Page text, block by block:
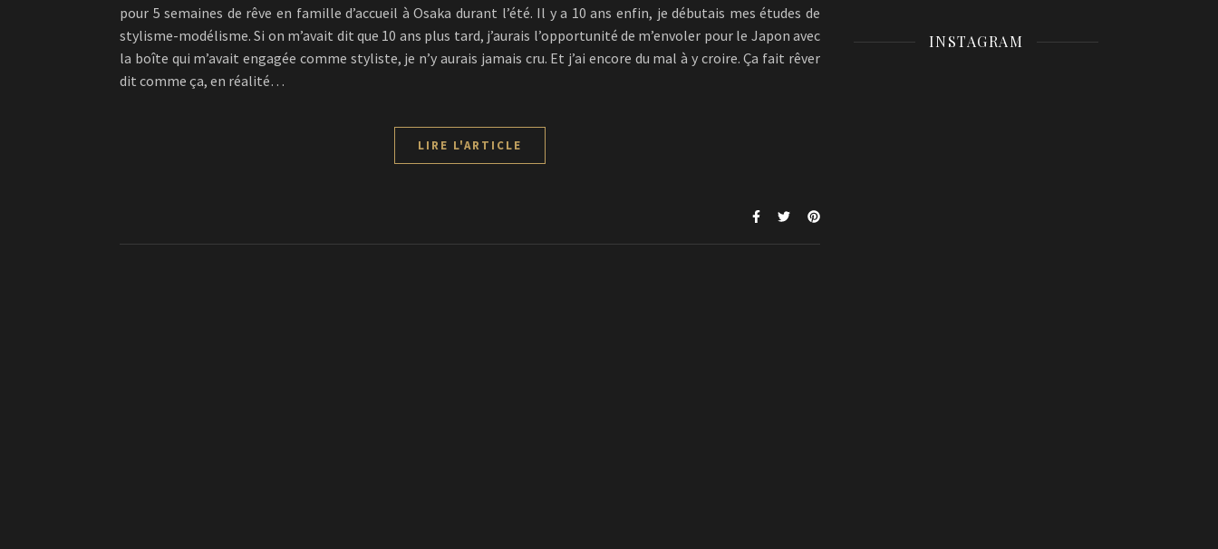
pour 5 semaines de rêve en famille d’accueil à Osaka durant l’été. Il y a 10 ans enfin, je débutais mes études de
stylisme-modélisme. Si on m’avait dit que 10 ans plus tard, j’aurais l’opportunité de m’envoler pour le Japon avec
la boîte qui m’avait engagée comme styliste, je n’y aurais jamais cru. Et j’ai encore du mal à y croire. Ça fait rêver
dit comme ça, en réalité…
LIRE L'ARTICLE
INSTAGRAM